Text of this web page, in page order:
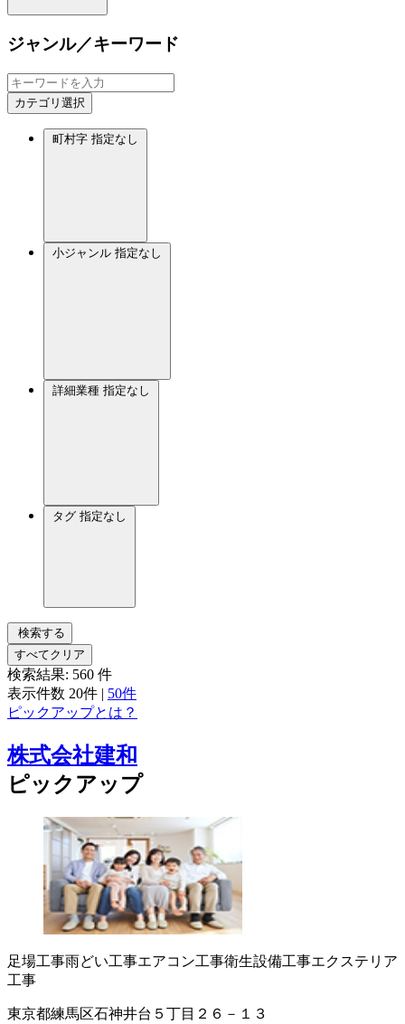
ジャンル／キーワード
カテゴリ選択
町村字 指定なし
小ジャンル 指定なし
詳細業種 指定なし
タグ 指定なし
検索する
すべてクリア
検索結果: 560 件
表示件数 20件 | 50件
ピックアップとは？
株式会社建和
ピックアップ
足場工事雨どい工事エアコン工事衛生設備工事エクステリア
工事
東京都練馬区石神井台５丁目２６－１３